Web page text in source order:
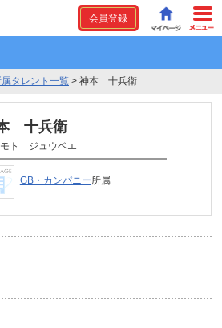
会員登録
属タレント一覧 > 神本 十兵衛
十兵衛
モト ジュウベエ
GB・カンパニー所属